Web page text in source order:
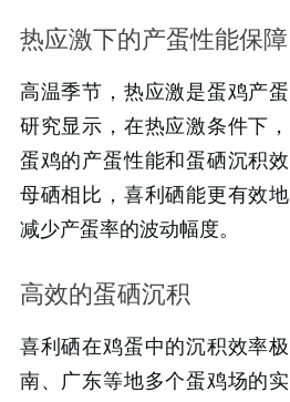
热应激下的产蛋性能保障
高温季节，热应激是蛋鸡产
研究显示，在热应激条件下
蛋鸡的产蛋性能和蛋硒沉积
母硒相比，喜利硒能更有效
减少产蛋率的波动幅度。
高效的蛋硒沉积
喜利硒在鸡蛋中的沉积效率
南、广东等地多个蛋鸡场的